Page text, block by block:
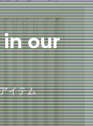
our
イテム